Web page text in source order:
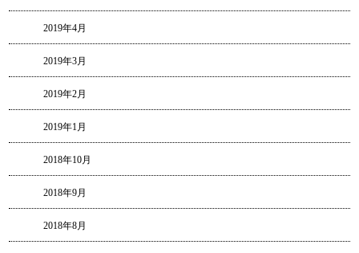
2019年4月
2019年3月
2019年2月
2019年1月
2018年10月
2018年9月
2018年8月